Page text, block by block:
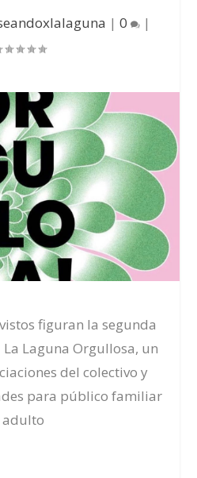
| 0 |
figuran la segunda
Laguna Orgullosa, un
del colectivo y
para público familiar
adulto